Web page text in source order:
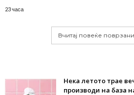
23 часа
Вчитај повеќе поврзани
Нека летото трае
производи на база